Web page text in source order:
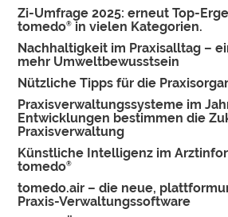
Zi-Umfrage 2025: erneut Top-
tomedo® in vielen Kategorien.
Nachhaltigkeit im Praxisalltag –
mehr Umweltbewusstsein
Nützliche Tipps für die
Praxisverwaltungssysteme im
Entwicklungen bestimmen die
Praxisverwaltung
Künstliche Intelligenz im
tomedo®
tomedo.air – die neue,
Praxis-Verwaltungssoftware